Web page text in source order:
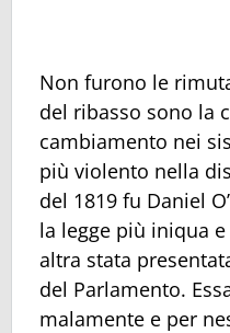
Non furono le
del ribasso sono la
cambiamento nei
più violento nella
del 1819 fu Daniel
la legge più iniqua
altra stata
del Parlamento.
malamente e per